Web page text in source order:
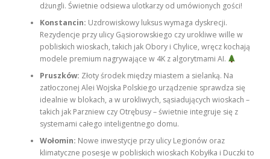
dżungli. Świetnie odsiewa ulotkarzy od umówionych gości!
Konstancin: Uzdrowiskowy luksus wymaga dyskrecji.
Rezydencje przy ulicy Gąsiorowskiego czy urokliwe wille w
pobliskich wioskach, takich jak Obory i Chylice, wręcz kochają
modele premium nagrywające w 4K z algorytmami AI.
Pruszków: Złoty środek między miastem a sielanką. Na
zatłoczonej Alei Wojska Polskiego urządzenie sprawdza się
idealnie w blokach, a w urokliwych, sąsiadujących wioskach –
takich jak Parzniew czy Otrębusy – świetnie integruje się z
systemami całego inteligentnego domu.
Wołomin: Nowe inwestycje przy ulicy Legionów oraz
klimatyczne posesje w pobliskich wioskach Kobyłka i Duczki to